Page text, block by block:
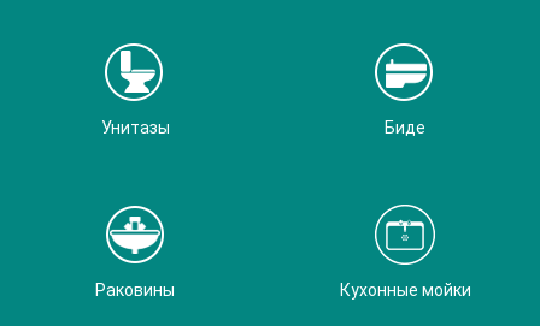
Унитазы Биде
Раковины Кухонные мойки